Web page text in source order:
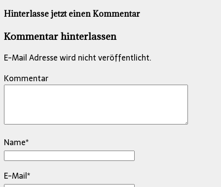
Hinterlasse jetzt einen Kommentar
Kommentar hinterlassen
E-Mail Adresse wird nicht veröffentlicht.
Kommentar
Name*
E-Mail*